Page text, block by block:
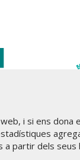
i si ens dona
partir dels seus